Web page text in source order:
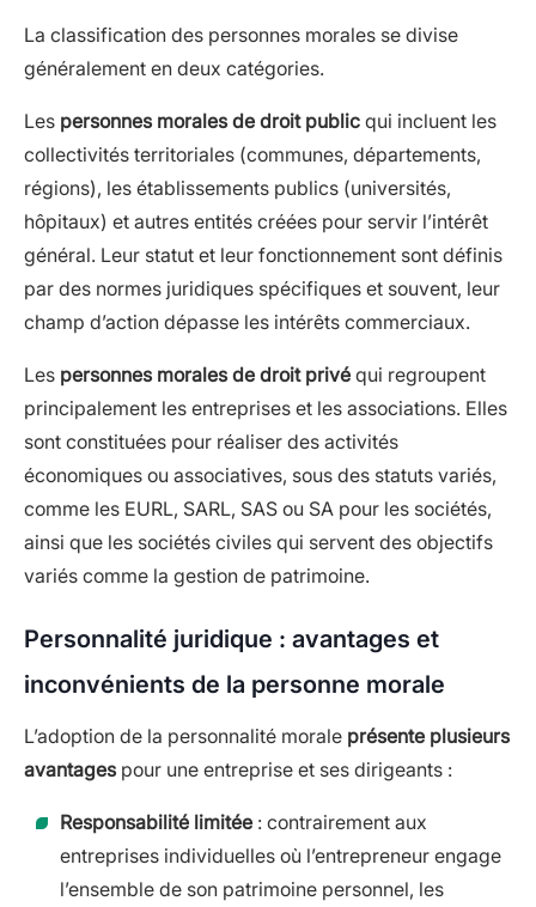
La classification des personnes morales se divise
généralement en deux catégories.
Les personnes morales de droit public qui incluent les
collectivités territoriales (communes, départements,
régions), les établissements publics (universités,
hôpitaux) et autres entités créées pour servir l’intérêt
général. Leur statut et leur fonctionnement sont définis
par des normes juridiques spécifiques et souvent, leur
champ d’action dépasse les intérêts commerciaux.
Les personnes morales de droit privé qui regroupent
principalement les entreprises et les associations. Elles
sont constituées pour réaliser des activités
économiques ou associatives, sous des statuts variés,
comme les EURL, SARL, SAS ou SA pour les sociétés,
ainsi que les sociétés civiles qui servent des objectifs
variés comme la gestion de patrimoine.
Personnalité juridique : avantages et
inconvénients de la personne morale
L’adoption de la personnalité morale présente plusieurs
avantagespour une entreprise et ses dirigeants :
Responsabilité limitée : contrairement aux
entreprises individuelles où l’entrepreneur engage
l’ensemble de son patrimoine personnel, les